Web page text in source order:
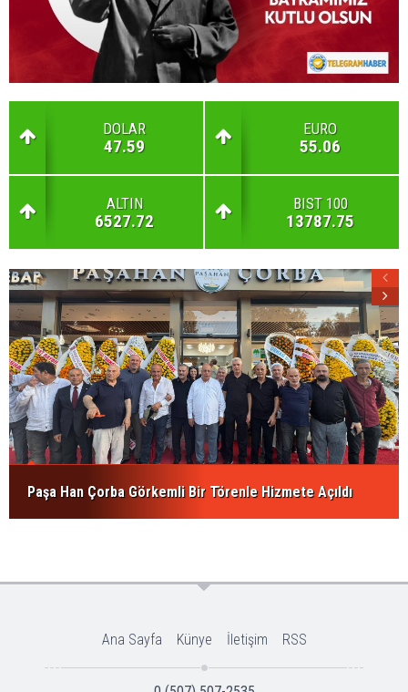
DOLAR
47.59
EURO
55.06
ALTIN
6527.72
BIST 100
13787.75
Paşa Han Çorba Görkemli Bir Törenle Hizmete Açıldı
Ana Sayfa Künye İletişim RSS